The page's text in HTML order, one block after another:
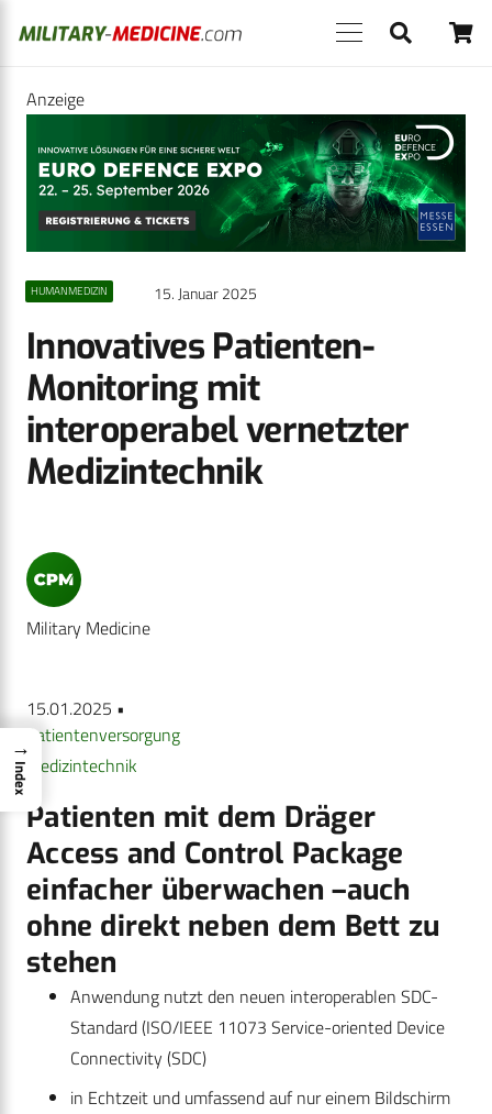
Anzeige
HUMANMEDIZIN 15. Januar 2025
Innovatives Patienten-
Monitoring mit
interoperabel vernetzter
Medizintechnik
Military Medicine
15.01.2025 •
Patientenversorgung
Medizintechnik
Patienten mit dem Dräger
Access and Control Package
einfacher überwachen –auch
ohne direkt neben dem Bett zu
stehen
Anwendung nutzt den neuen interoperablen SDC-
Standard (ISO/IEEE 11073 Service-oriented Device
Connectivity (SDC)
in Echtzeit und umfassend auf nur einem Bildschirm
→
Index